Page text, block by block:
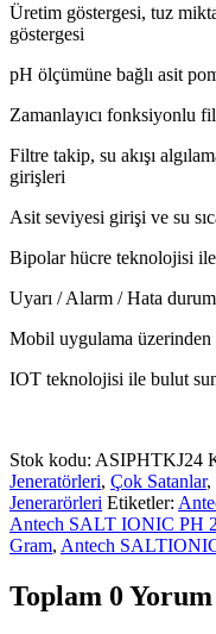
Üretim göstergesi, tuz
göstergesi
pH ölçümüne bağlı asit
Zamanlayıcı fonksiyonlu
Filtre takip, su akışı
girişleri
Asit seviyesi girişi ve su
Bipolar hücre teknolojisi
Uyarı / Alarm / Hata
Mobil uygulama
IOT teknolojisi ile bulut
Stok kodu: ASIPHTKJ24
Jeneratörleri, Çok Satanlar,
Jenerarörleri Etiketler:
Antech SALT IONIC PH
Gram, Antech
Toplam 0 Yorum